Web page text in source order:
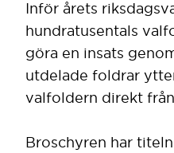
Inför årets
hundratusentals
göra en insats
utdelade foldrar
valfoldern direkt
Broschyren har